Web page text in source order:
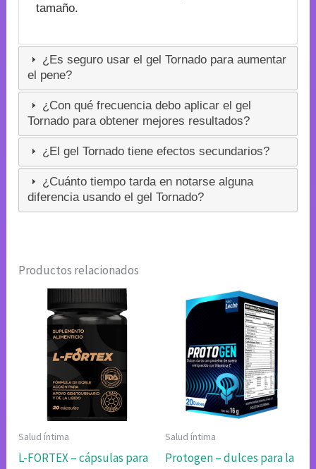
tamaño.
¿Es seguro usar el gel Tornado para aumentar
el pene?
¿Con qué frecuencia debo aplicar el gel
Tornado para obtener mejores resultados?
¿El gel Tornado tiene efectos secundarios?
¿Cuánto tiempo tarda en notarse alguna
diferencia usando el gel Tornado?
Productos relacionados
Salud íntima
L-FORTEX – cápsulas para
Salud íntima
Protogen – dulces para la